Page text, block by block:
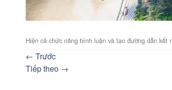
Hiện cả chức năng bình luận và tạo đường dẫn kết
← Trước
Tiếp theo →